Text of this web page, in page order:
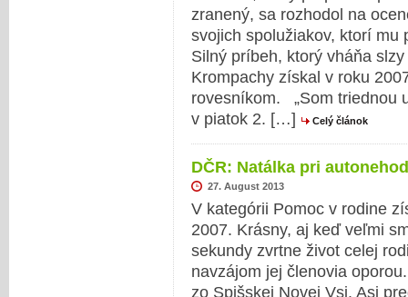
zranený, sa rozhodol na
svojich spolužiakov, ktorí
Silný príbeh, ktorý vháňa
Krompachy získal v roku
rovesníkom. „Som triednou
v piatok 2. […]
Celý článok
DČR: Natálka pri
27. August 2013
V kategórii Pomoc v rodine
2007. Krásny, aj keď veľmi
sekundy zvrtne život celej
navzájom jej členovia
zo Spišskej Novej Vsi. Asi